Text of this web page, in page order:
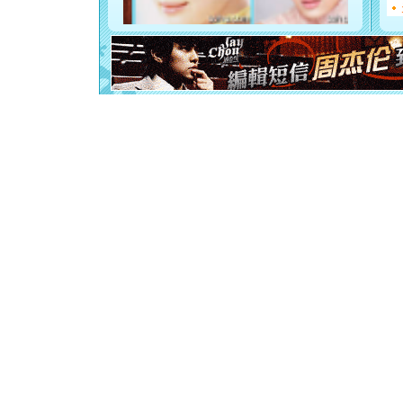
你是我
[元旦]
起；二是
离。水晶
[元旦]当
泣，这痛